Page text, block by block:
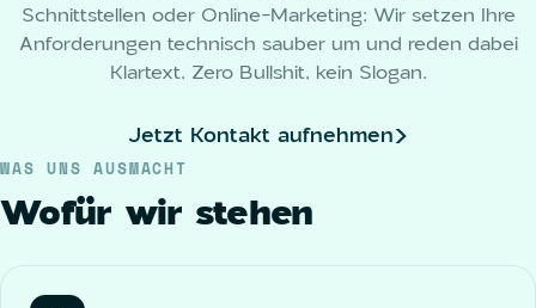
Schnittstellen oder Online-Marketing: Wir setzen Ihre
Anforderungen technisch sauber um und reden dabei
Klartext. Zero Bullshit, kein Slogan.
Jetzt Kontakt aufnehmen
WAS UNS AUSMACHT
Wofür wir stehen